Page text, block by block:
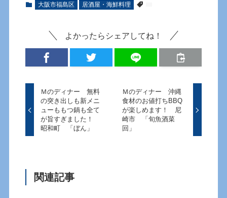
大阪市福島区 居酒屋・海鮮料理
よかったらシェアしてね！
Ｍのディナー 無料
の突き出しも新メニ
ューももつ鍋も全て
が旨すぎました！
昭和町 「ぼん」
Ｍのディナー 沖縄
食材のお値打ちBBQ
が楽しめます！ 尼
崎市 「旬魚酒菜
回」
関連記事